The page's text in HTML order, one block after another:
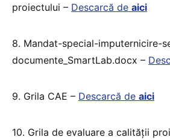
proiectului – Descarcă de aici
8. Mandat-special-imputernicire-
documente_SmartLab.docx –
9. Grila CAE – Descarcă de aici
10. Grila de evaluare a calității